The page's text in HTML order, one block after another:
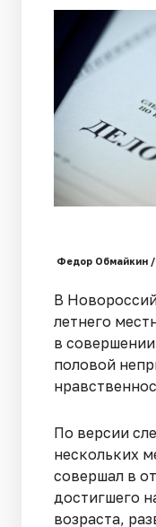
Федор Обмайкин /
В
летнего
в
половой
По версии
нескольких
совершал в
достигшего
возраста,